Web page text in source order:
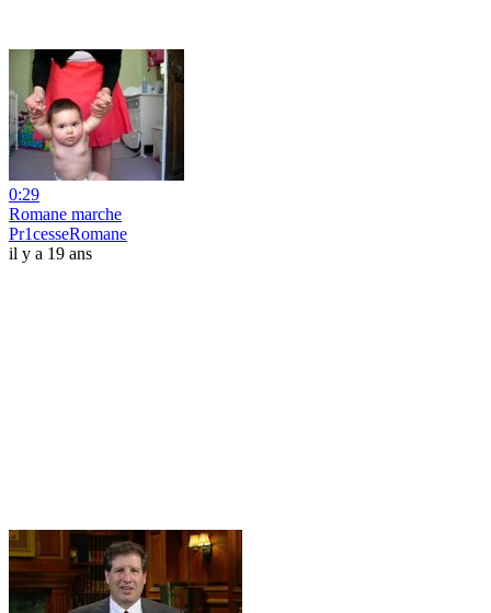
0:29
Romane marche
Pr1cesseRomane
il y a 19 ans